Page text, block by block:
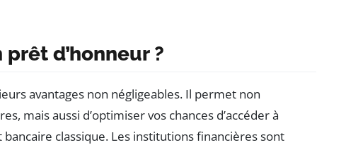
d’honneur ?
avantages non négligeables. Il permet non
mais aussi d’optimiser vos chances d’accéder à
classique. Les institutions financières sont